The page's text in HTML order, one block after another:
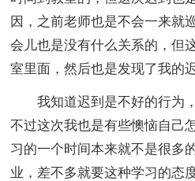
因，之前老师也是不会一来就
会儿也是没有什么关系的，但
室里面，然后也是发现了我的迟
我知道迟到是不好的行为，
不过这次我也是有些懊恼自己
习的一个时间本来就不是很多
业，差不多就要这种学习的态